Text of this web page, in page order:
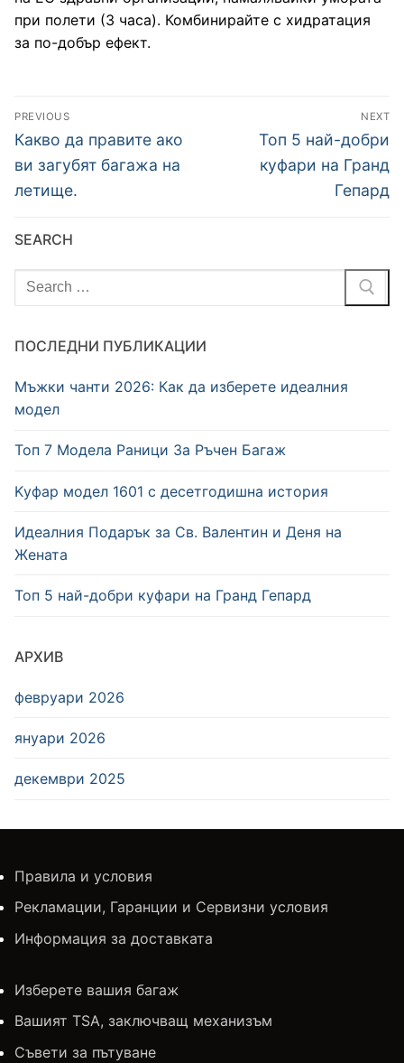
при полети (3 часа). Комбинирайте с хидратация
за по-добър ефект.
Навигация
PREVIOUS
Previous
post:
Какво да правите ако
ви загубят багажa на
летище.
NEXT
Next
post:
Топ 5 най-добри
куфари на Гранд
Гепард
SEARCH
Търсене
за:
ПОСЛЕДНИ ПУБЛИКАЦИИ
Мъжки чанти 2026: Как да изберете идеалния
модел
Топ 7 Модела Раници За Ръчен Багаж
Kуфар модел 1601 с десетгодишна история
Идеалния Подарък за Св. Валентин и Деня на
Жената
Топ 5 най-добри куфари на Гранд Гепард
АРХИВ
февруари 2026
януари 2026
декември 2025
Правила и условия
Рекламации, Гаранции и Сервизни условия
Информация за доставката
Изберете вашия багаж
Вашият TSA, заключващ механизъм
Съвети за пътуване